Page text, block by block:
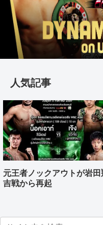
人気記事
元王者ノックアウトが岩田
吉戦から再起